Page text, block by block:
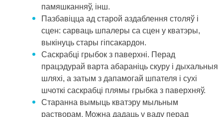
памяшканняў, інш.
Пазбавіцца ад старой аздаблення столяў і
сцен: сарваць шпалеры са сцен у кватэры,
выкінуць стары гіпсакардон.
Саскрабці грыбок з паверхні. Перад
працэдурай варта абараніць скуру і дыхальныя
шляхі, а затым з дапамогай шпателя і сухі
шчоткі саскрабці плямы грыбка з паверхняў.
Старанна вымыць кватэру мыльным
растворам. Можна дадаць у ваду перад